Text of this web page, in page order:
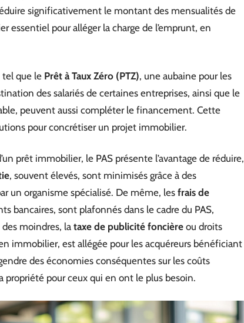
significativement le montant des mensualités de
pour alléger la charge de l’emprunt, en
tel que le Prêt à Taux Zéro (PTZ), une aubaine pour les
des salariés de certaines entreprises, ainsi que le
peuvent aussi compléter le financement. Cette
pour concrétiser un projet immobilier.
prêt immobilier, le PAS présente l’avantage de réduire,
, souvent élevés, sont minimisés grâce à des
un organisme spécialisé. De même, les frais de
bancaires, sont plafonnés dans le cadre du PAS,
moindres, lataxe de publicité foncière ou droits
immobilier, est allégée pour les acquéreurs bénéficiant
des économies conséquentes sur les coûts
propriété pour ceux qui en ont le plus besoin.